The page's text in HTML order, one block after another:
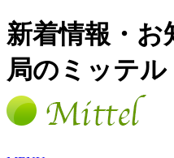
新着情報・お
局のミッテル